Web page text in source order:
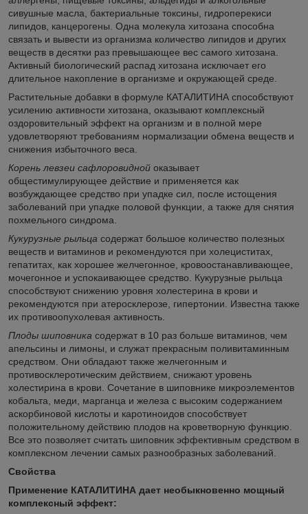
сивушные масла, бактериальные токсины, гидроперекиси
липидов, канцерогены. Одна молекула хитозана способна
связать и вывести из организма количество липидов и других
веществ в десятки раз превышающее вес самого хитозана.
Активный биологический распад хитозана исключает его
длительное накопление в организме и окружающей среде.
Растительные добавки в формуле КАТАЛИТИНА способствуют
усилению активности хитозана, оказывают комплексный
оздоровительный эффект на организм и в полной мере
удовлетворяют требованиям нормализации обмена веществ и
снижения избыточного веса.
Корень левзеи сафлоровидной оказывает
общестимулирующее действие и применяется как
возбуждающее средство при упадке сил, после истощения
заболеваний при упадке половой функции, а также для снятия
похмельного синдрома.
Кукурузные рыльца содержат большое количество полезных
веществ и витаминов и рекомендуются при холециститах,
гепатитах, как хорошее желчегонное, кровоостанавливающее,
мочегонное и успокаивающее средство. Кукурузные рыльца
способствуют снижению уровня холестерина в крови и
рекомендуются при атеросклерозе, гипертонии. Известна также
их противоопухолевая активность.
Плоды шиповника содержат в 10 раз больше витаминов, чем
апельсины и лимоны, и служат прекрасным поливитаминным
средством. Они обладают также желчегонным и
противосклеротическим действием, снижают уровень
холестирина в крови. Сочетание в шиповнике микроэлементов
кобальта, меди, марганца и железа с высоким содержанием
аскорбиновой кислоты и каротиноидов способствует
положительному действию плодов на кроветворную функцию.
Все это позволяет считать шиповник эффективным средством в
комплексном лечении самых разнообразных заболеваний.
Свойства
Применение КАТАЛИТИНА дает необыкновенно мощный
комплексный эффект: